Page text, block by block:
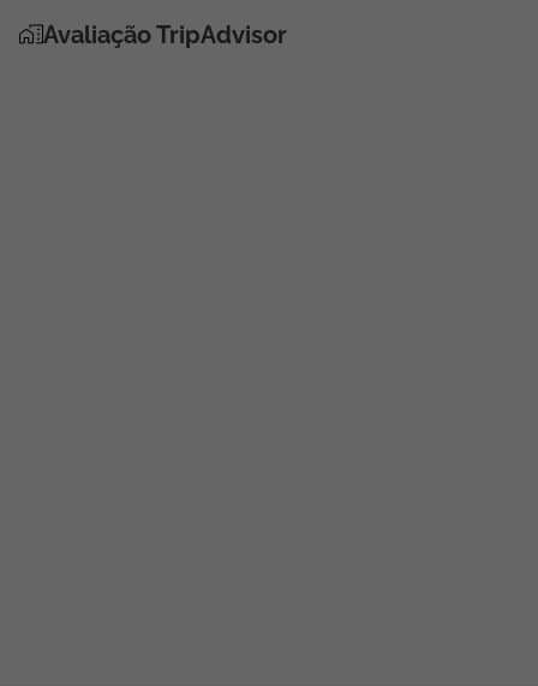
Avaliação TripAdvisor